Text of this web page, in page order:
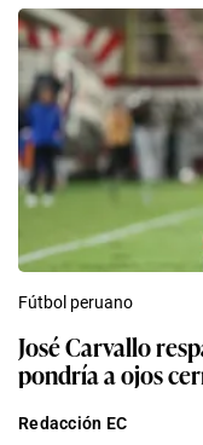
Fútbol peruano
José Carvallo
pondría a ojos
Redacción EC